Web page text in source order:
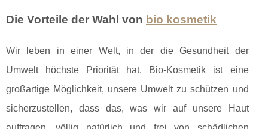
Die Vorteile der Wahl von bio kosmetik
Wir leben in einer Welt, in der die Gesundheit der
Umwelt höchste Priorität hat. Bio-Kosmetik ist eine
großartige Möglichkeit, unsere Umwelt zu schützen und
sicherzustellen, dass das, was wir auf unsere Haut